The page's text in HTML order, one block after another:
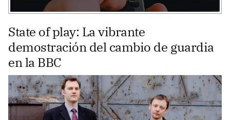
State of play: La vibrante
demostración del cambio de guardia
en la BBC